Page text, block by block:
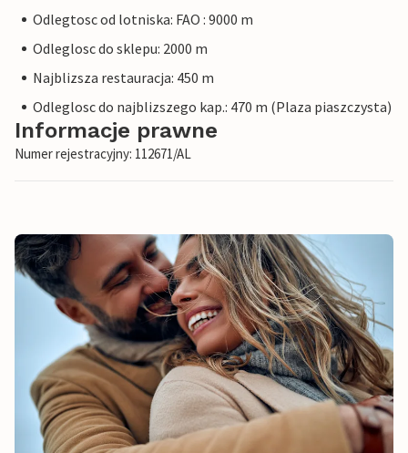
Odlegtosc od lotniska: FAO : 9000 m
Odleglosc do sklepu: 2000 m
Najblizsza restauracja: 450 m
Odleglosc do najblizszego kap.: 470 m (Plaza piaszczysta)
Informacje prawne
Numer rejestracyjny: 112671/AL